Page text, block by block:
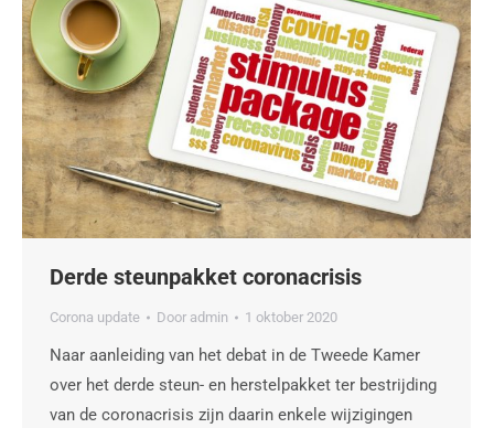
Derde steunpakket coronacrisis
Corona update Door admin 1 oktober 2020
Naar aanleiding van het debat in de Tweede Kamer
over het derde steun- en herstelpakket ter bestrijding
van de coronacrisis zijn daarin enkele wijzigingen